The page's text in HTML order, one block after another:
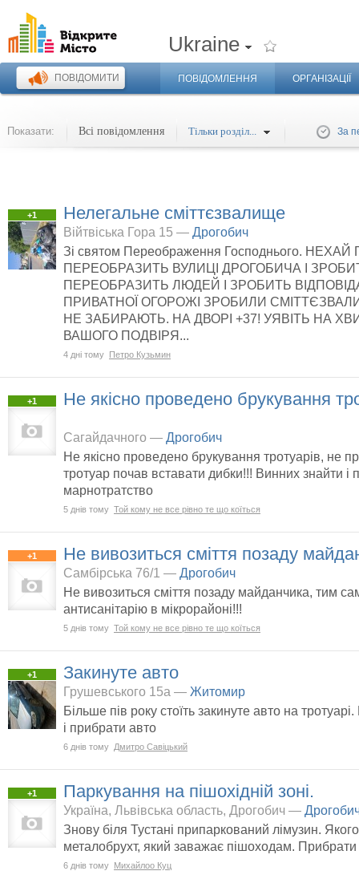
Ukraine
ПОВІДОМИТИ ПОВІДОМЛЕННЯ ОРГАНІЗАЦІЇ
Показати: Всі повідомлення Тільки розділ... За
+1 Нелегальне сміттєзвалище
Війтвіська Гора 15 — Дрогобич
Зі святом Переображення Господнього.
ПЕРЕОБРАЗИТЬ ВУЛИЦІ ДРОГОБИЧА І
ПЕРЕОБРАЗИТЬ ЛЮДЕЙ І ЗРОБИТЬ
ПРИВАТНОЇ ОГОРОЖІ ЗРОБИЛИ
НЕ ЗАБИРАЮТЬ. НА ДВОРІ +37! УЯВІТЬ НА
ВАШОГО ПОДВІРЯ...
4 дні тому Петро Кузьмин
+1 Не якісно проведено брукування
Сагайдачного — Дрогобич
Не якісно проведено брукування тротуарів, не
тротуар почав вставати дибки!!! Винних знайти і
марнотратство
5 днів тому Той кому не все рівно те що коїться
+1 Не вивозиться сміття позаду
Самбірська 76/1 — Дрогобич
Не вивозиться сміття позаду майданчика, тим
антисанітарію в мікрорайоні!!!
5 днів тому Той кому не все рівно те що коїться
+1 Закинуте авто
Грушевського 15а — Житомир
Більше пів року стоїть закинуте авто на
і прибрати авто
6 днів тому Дмитро Савіцький
+1 Паркування на пішохідній зоні.
Україна, Львівська область, Дрогобич —
Знову біля Тустані припаркований лімузин.
металобрухт, який заважає пішоходам.
6 днів тому Михайлоо Куц